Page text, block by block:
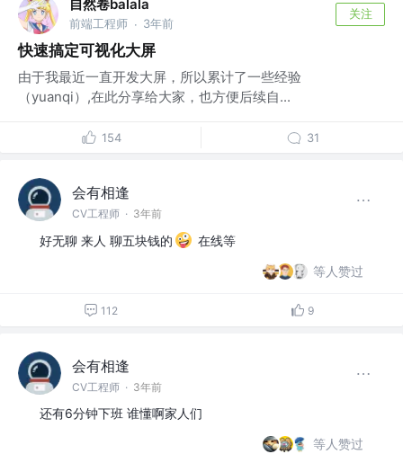
自然卷balala
前端工程师 · 3年前
关注
快速搞定可视化大屏
由于我最近一直开发大屏，所以累计了一些经验
（yuanqi）,在此分享给大家，也方便后续自...
154 31
会有相逢
CV工程师 · 3年前
好无聊 来人 聊五块钱的
在线等
等人赞过
112 9
会有相逢
CV工程师 · 3年前
还有6分钟下班 谁懂啊家人们
等人赞过